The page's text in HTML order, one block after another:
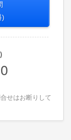
)
せはお断りして